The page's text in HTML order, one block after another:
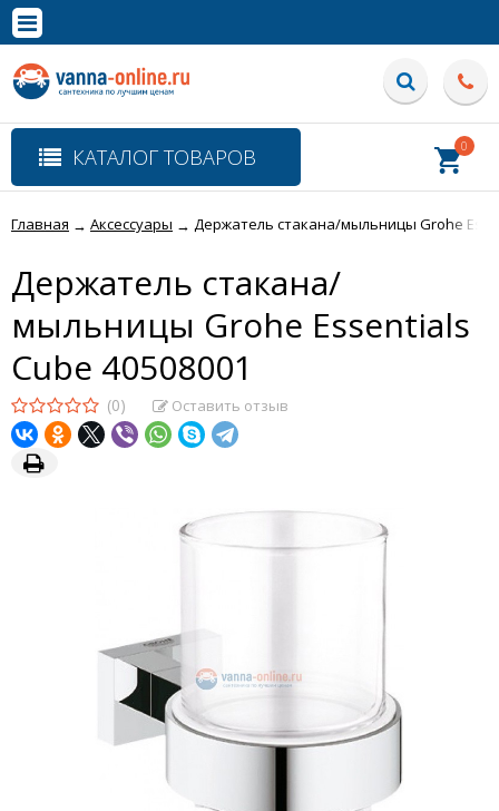
Полная версия сайта
КАТАЛОГ ТОВАРОВ 0
Главная → Аксессуары → Держатель стакана/мыльницы Grohe
Держатель стакана/
мыльницы Grohe Essentials
Cube 40508001
(0) Оставить отзыв